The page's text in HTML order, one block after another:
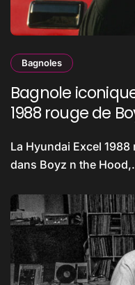
Bagnoles
Bagnole
1988 rouge de
La Hyundai Excel 1988 rouge, pilotée par le caïd Ferris
dans Boyz n the